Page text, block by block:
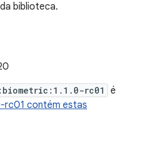
biblioteca.
rc01
é
rc01 contém estas